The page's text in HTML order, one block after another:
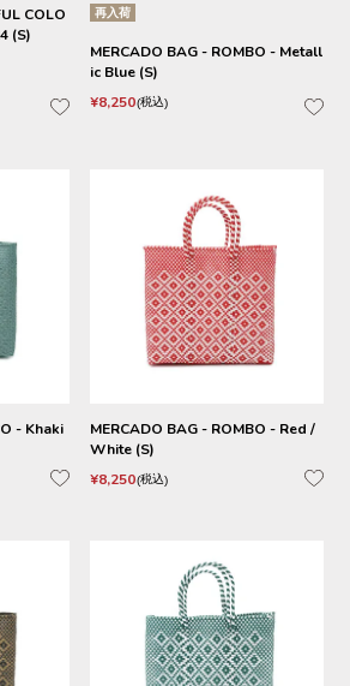
COLO
(S)
再入荷
MERCADO BAG - ROMBO - Metall
ic Blue (S)
¥8,250 税込
- Khaki
MERCADO BAG - ROMBO - Red /
White (S)
¥8,250 税込